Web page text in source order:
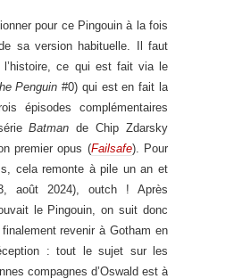
pour ce Pingouin à la fois
sa version habituelle. Il faut
l’histoire, ce qui est fait via le
Penguin #0) qui est en fait la
épisodes complémentaires
Batman de Chip Zdarsky
premier opus (Failsafe). Pour
cela remonte à pile un an et
août 2024), outch ! Après
le Pingouin, on suit donc
revenir à Gotham en
: tout le sujet sur les
compagnes d’Oswald est à